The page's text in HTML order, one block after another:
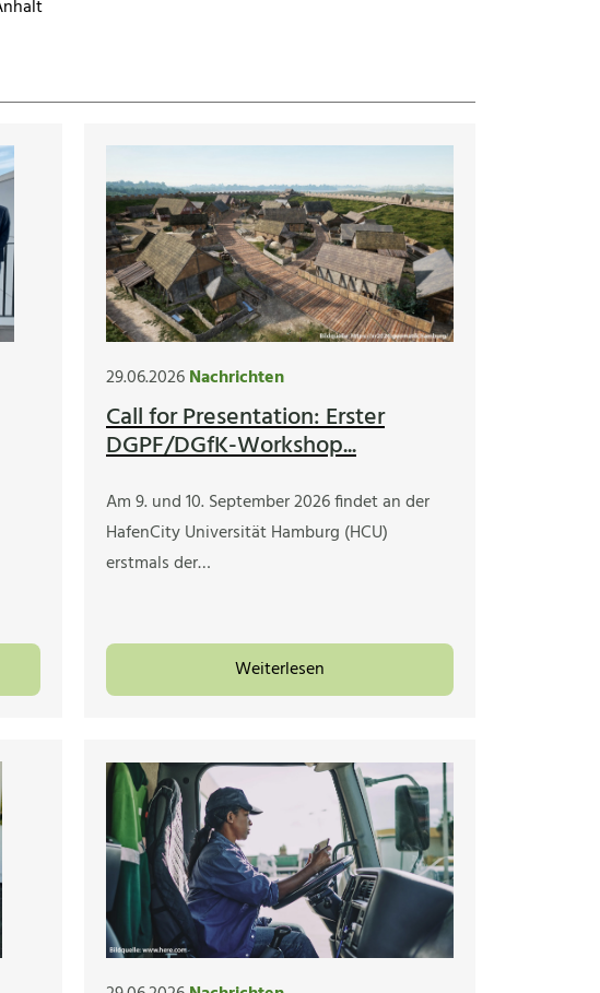
29.06.2026Nachrichten
Call for Presentation: Erster
DGPF/DGfK-Workshop...
Am 9. und 10. September 2026 findet an der
HafenCity Universität Hamburg (HCU)
erstmals der…
Weiterlesen